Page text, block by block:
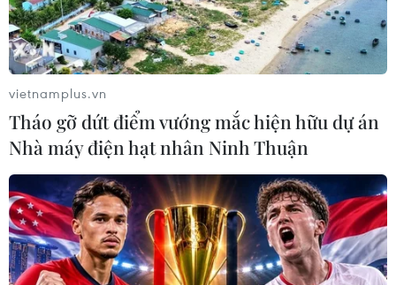
Chính phủ Đức cam kết cấm xuất khẩu
rác thải nhựa chưa phân loại
30/04/2019 04:54
vietnamplus.vn
Tháo gỡ dứt điểm vướng mắc hiện hữu dự án
Nhà máy điện hạt nhân Ninh Thuận